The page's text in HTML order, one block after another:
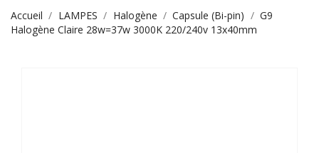
Accueil LAMPES Halogène Capsule (Bi-pin)
G9
Halogène Claire 28w=37w 3000K 220/240v 13x40mm